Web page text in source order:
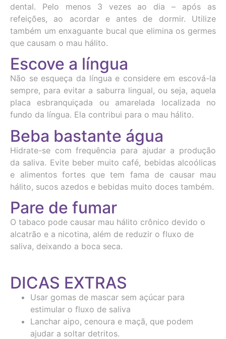
dental. Pelo menos 3 vezes ao dia – após as
refeições, ao acordar e antes de dormir. Utilize
também um enxaguante bucal que elimina os germes
que causam o mau hálito.
Escove a língua
Não se esqueça da língua e considere em escová-la
sempre, para evitar a saburra lingual, ou seja, aquela
placa esbranquiçada ou amarelada localizada no
fundo da língua. Ela contribui para o mau hálito.
Beba bastante água
Hidrate-se com frequência para ajudar a produção
da saliva. Evite beber muito café, bebidas alcoólicas
e alimentos fortes que tem fama de causar mau
hálito, sucos azedos e bebidas muito doces também.
Pare de fumar
O tabaco pode causar mau hálito crônico devido o
alcatrão e a nicotina, além de reduzir o fluxo de
saliva, deixando a boca seca.
DICAS EXTRAS
Usar gomas de mascar sem açúcar para
estimular o fluxo de saliva
Lanchar aipo, cenoura e maçã, que podem
ajudar a soltar detritos.